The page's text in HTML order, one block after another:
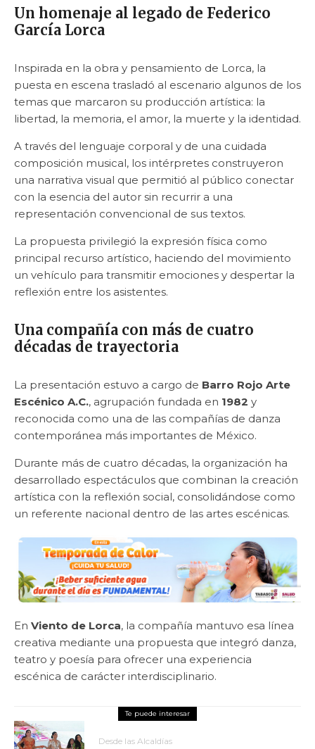
Un homenaje al legado de Federico
García Lorca
Inspirada en la obra y pensamiento de Lorca, la
puesta en escena trasladó al escenario algunos de los
temas que marcaron su producción artística: la
libertad, la memoria, el amor, la muerte y la identidad.
A través del lenguaje corporal y de una cuidada
composición musical, los intérpretes construyeron
una narrativa visual que permitió al público conectar
con la esencia del autor sin recurrir a una
representación convencional de sus textos.
La propuesta privilegió la expresión física como
principal recurso artístico, haciendo del movimiento
un vehículo para transmitir emociones y despertar la
reflexión entre los asistentes.
Una compañía con más de cuatro
décadas de trayectoria
La presentación estuvo a cargo de Barro Rojo Arte
Escénico A.C., agrupación fundada en 1982 y
reconocida como una de las compañías de danza
contemporánea más importantes de México.
Durante más de cuatro décadas, la organización ha
desarrollado espectáculos que combinan la creación
artística con la reflexión social, consolidándose como
un referente nacional dentro de las artes escénicas.
En Viento de Lorca, la compañía mantuvo esa línea
creativa mediante una propuesta que integró danza,
teatro y poesía para ofrecer una experiencia
escénica de carácter interdisciplinario.
Desde las Alcaldías